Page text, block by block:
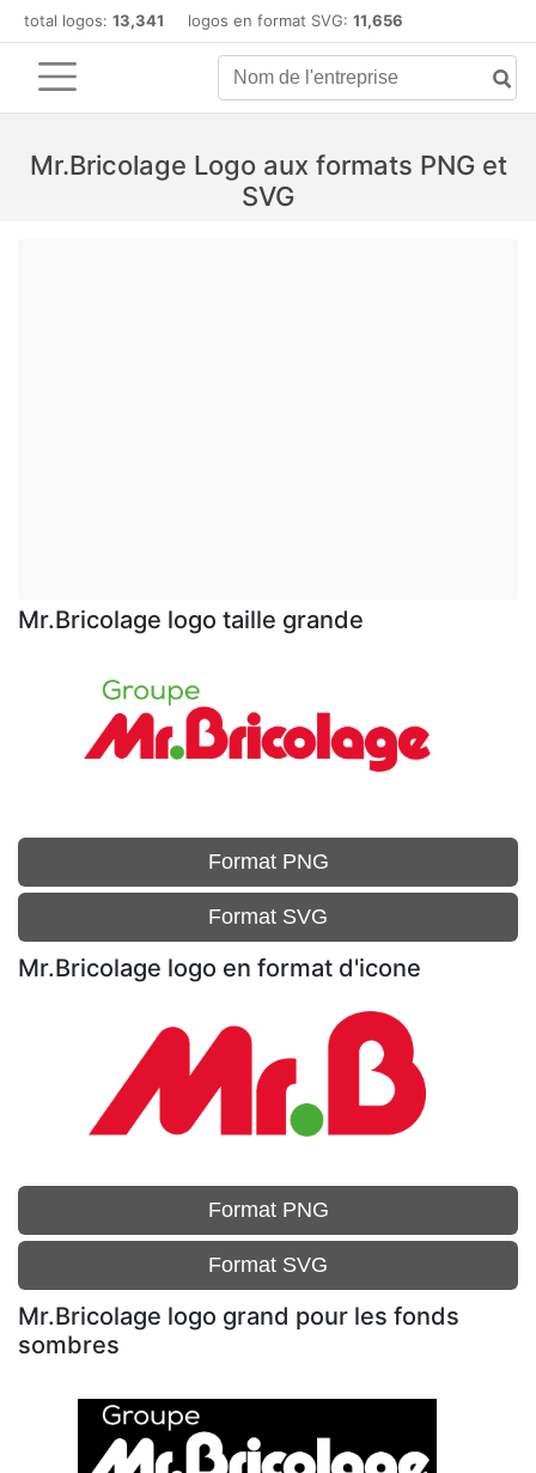
total logos: 13,341 logos en format SVG: 11,656
Mr.Bricolage Logo aux formats PNG et
SVG
Mr.Bricolage logo taille grande
Format PNG
Format SVG
Mr.Bricolage logo en format d'icone
Format PNG
Format SVG
Mr.Bricolage logo grand pour les fonds
sombres